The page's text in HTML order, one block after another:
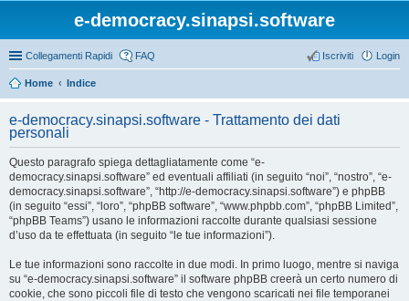
e-democracy.sinapsi.software
Collegamenti Rapidi FAQ Login
Iscriviti
Home Indice
e-democracy.sinapsi.software - Trattamento dei dati
personali
Questo paragrafo spiega dettagliatamente come “e-
democracy.sinapsi.software” ed eventuali affiliati (in seguito “noi”, “nostro”, “e-
democracy.sinapsi.software”, “http://e-democracy.sinapsi.software”) e phpBB
(in seguito “essi”, “loro”, “phpBB software”, “www.phpbb.com”, “phpBB Limited”,
“phpBB Teams”) usano le informazioni raccolte durante qualsiasi sessione
d’uso da te effettuata (in seguito “le tue informazioni”).
Le tue informazioni sono raccolte in due modi. In primo luogo, mentre si naviga
su “e-democracy.sinapsi.software” il software phpBB creerà un certo numero di
cookie, che sono piccoli file di testo che vengono scaricati nei file temporanei